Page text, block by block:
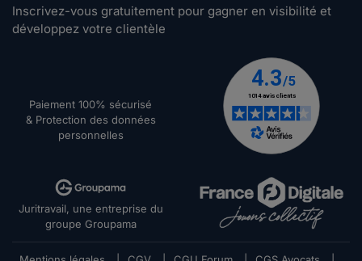
Inscrivez-vous gratuitement pour gagner en visibilité et
développez votre clientèle
Paiement 100% sécurisé
& Protection des données
personnelles
Juritravail, une entreprise du
groupe Groupama